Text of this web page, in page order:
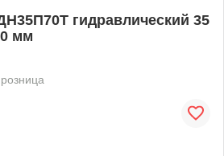
гидравлический 35
мм